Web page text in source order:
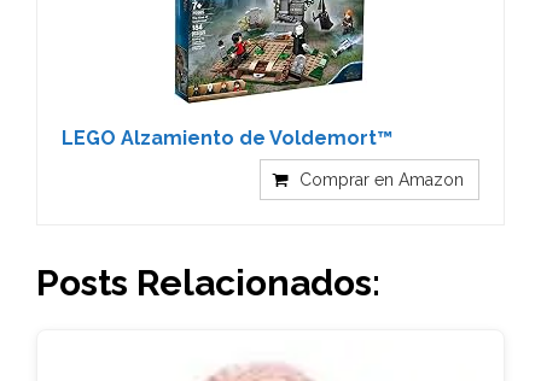
LEGO Alzamiento de Voldemort™
Comprar en Amazon
Posts Relacionados: